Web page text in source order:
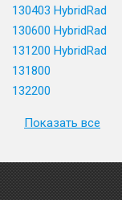
130403 HybridRad
130600 HybridRad
131200 HybridRad
131800
132200
Показать все